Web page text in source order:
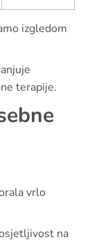
izgledom
terapije.
vrlo
na